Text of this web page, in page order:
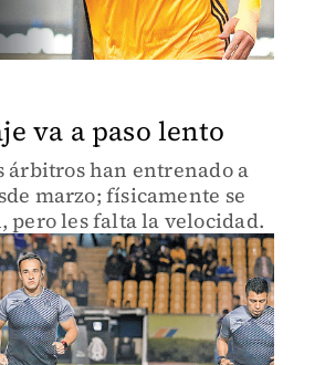
va a paso lento
árbitros han entrenado a
marzo; físicamente se
pero les falta la velocidad.